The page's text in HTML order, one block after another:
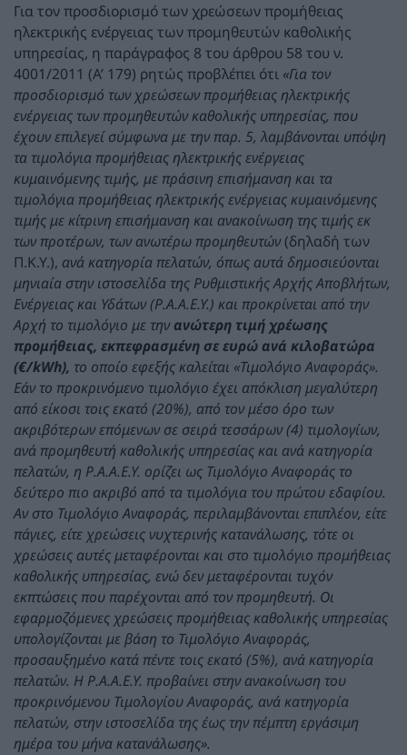
Για τον προσδιορισμό των χρεώσεων προμήθειας
ηλεκτρικής ενέργειας των προμηθευτών καθολικής
υπηρεσίας, η παράγραφος 8 του άρθρου 58 του ν.
4001/2011 (Α’ 179) ρητώς προβλέπει ότι «Για τον
προσδιορισμό των χρεώσεων προμήθειας ηλεκτρικής
ενέργειας των προμηθευτών καθολικής υπηρεσίας, που
έχουν επιλεγεί σύμφωνα με την παρ. 5, λαμβάνονται υπόψη
τα τιμολόγια προμήθειας ηλεκτρικής ενέργειας
κυμαινόμενης τιμής, με πράσινη επισήμανση και τα
τιμολόγια προμήθειας ηλεκτρικής ενέργειας κυμαινόμενης
τιμής με κίτρινη επισήμανση και ανακοίνωση της τιμής εκ
των προτέρων, των ανωτέρω προμηθευτών (δηλαδή των
Π.Κ.Υ.), ανά κατηγορία πελατών, όπως αυτά δημοσιεύονται
μηνιαία στην ιστοσελίδα της Ρυθμιστικής Αρχής Αποβλήτων,
Ενέργειας και Υδάτων (Ρ.Α.Α.Ε.Υ.) και προκρίνεται από την
Αρχή το τιμολόγιο με την ανώτερη τιμή χρέωσης
προμήθειας, εκπεφρασμένη σε ευρώ ανά κιλοβατώρα
(€/kWh), το οποίο εφεξής καλείται «Τιμολόγιο Αναφοράς».
Εάν το προκρινόμενο τιμολόγιο έχει απόκλιση μεγαλύτερη
από είκοσι τοις εκατό (20%), από τον μέσο όρο των
ακριβότερων επόμενων σε σειρά τεσσάρων (4) τιμολογίων,
ανά προμηθευτή καθολικής υπηρεσίας και ανά κατηγορία
πελατών, η Ρ.Α.Α.Ε.Υ. ορίζει ως Τιμολόγιο Αναφοράς το
δεύτερο πιο ακριβό από τα τιμολόγια του πρώτου εδαφίου.
Αν στο Τιμολόγιο Αναφοράς, περιλαμβάνονται επιπλέον, είτε
πάγιες, είτε χρεώσεις νυχτερινής κατανάλωσης, τότε οι
χρεώσεις αυτές μεταφέρονται και στο τιμολόγιο προμήθειας
καθολικής υπηρεσίας, ενώ δεν μεταφέρονται τυχόν
εκπτώσεις που παρέχονται από τον προμηθευτή. Οι
εφαρμοζόμενες χρεώσεις προμήθειας καθολικής υπηρεσίας
υπολογίζονται με βάση το Τιμολόγιο Αναφοράς,
προσαυξημένο κατά πέντε τοις εκατό (5%), ανά κατηγορία
πελατών. Η Ρ.Α.Α.Ε.Υ. προβαίνει στην ανακοίνωση του
προκρινόμενου Τιμολογίου Αναφοράς, ανά κατηγορία
πελατών, στην ιστοσελίδα της έως την πέμπτη εργάσιμη
ημέρα του μήνα κατανάλωσης».